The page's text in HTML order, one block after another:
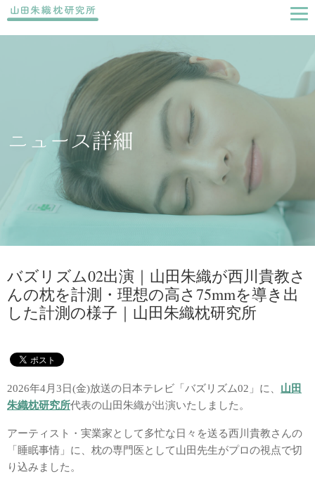
ニュース詳細
バズリズム02出演｜山田朱織が西川貴教さ
んの枕を計測・理想の高さ75mmを導き出
した計測の様子｜山田朱織枕研究所
2026年4月3日(金)放送の日本テレビ「バズリズム02」に、 山田
朱織枕研究所代表の山田朱織が出演いたしました。
アーティスト・実業家として多忙な日々を送る西川貴教さんの
「睡眠事情」に、枕の専門医として山田先生がプロの視点で切
り込みました。